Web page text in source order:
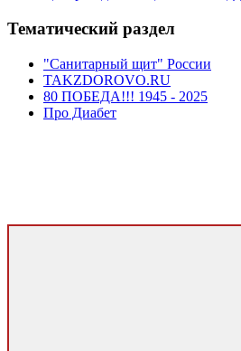
Тематический раздел
"Санитарный щит" России
TAKZDOROVO.RU
80 ПОБЕДА!!! 1945 - 2025
Про Диабет